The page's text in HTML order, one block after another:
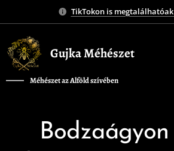
TikTokon is
Gujka Méhészet
Méhészet az Alföld szívében